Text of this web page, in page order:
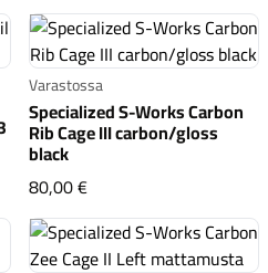
3 valkoinen
Varastossa
Specialized S-Works Carbon
Rib Cage III carbon/gloss
black
80,00 €Specialized S-Works